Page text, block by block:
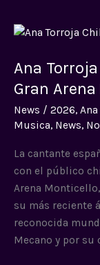
Ana
Gran
News / 2026,
Musica, News,
La cantante
con el público
Arena
su más reciente
reconocida
Mecano y por su
Ana
y
su
Concierto
Gran
Arena
Monticello